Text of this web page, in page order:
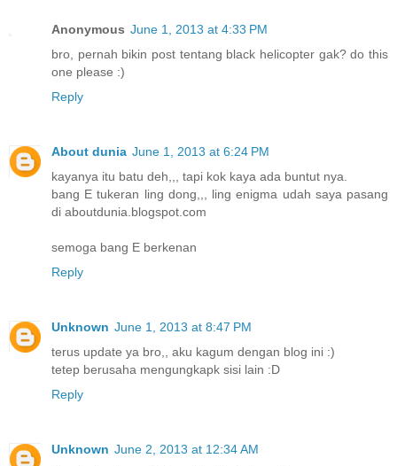
Anonymous June 1, 2013 at 4:33 PM
bro, pernah bikin post tentang black helicopter gak? do this
one please :)
Reply
About dunia June 1, 2013 at 6:24 PM
kayanya itu batu deh,,, tapi kok kaya ada buntut nya.
bang E tukeran ling dong,,, ling enigma udah saya pasang
di aboutdunia.blogspot.com
semoga bang E berkenan
Reply
Unknown June 1, 2013 at 8:47 PM
terus update ya bro,, aku kagum dengan blog ini :)
tetep berusaha mengungkapk sisi lain :D
Reply
Unknown June 2, 2013 at 12:34 AM